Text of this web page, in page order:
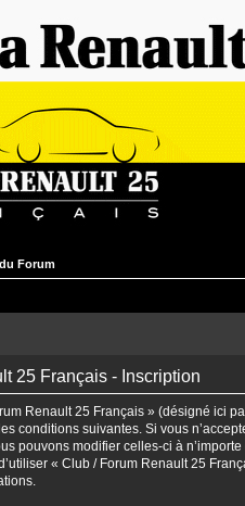
Forum
25 Français - Inscription
Renault 25 Français » (désigné ici
conditions suivantes. Si vous
pouvons modifier celles-ci à
« Club / Forum Renault 25